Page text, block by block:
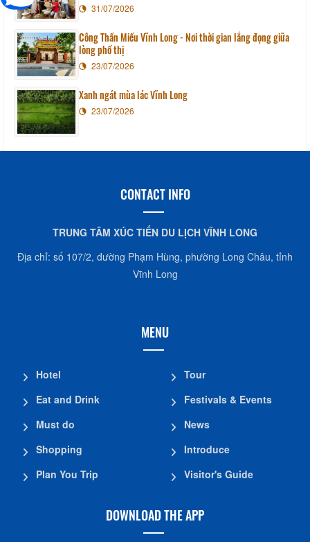
31/07/2026
Công Thần Miếu Vĩnh Long - Nơi thời gian lắng đọng giữa
lòng phố thị
23/07/2026
Xanh ngát mùa lác Vĩnh Long
23/07/2026
CONTACT INFO
TRUNG TÂM XÚC TIẾN DU LỊCH VĨNH LONG
Địa chỉ: số 107/2, đường Phạm Hùng, phường Long Châu, tỉnh
Vĩnh Long
MENU
Hotel
Eat and Drink
Must do
Shopping
Plan You Trip
Tour
Festivals & Events
News
Introduce
Visitor's Guide
DOWNLOAD THE APP